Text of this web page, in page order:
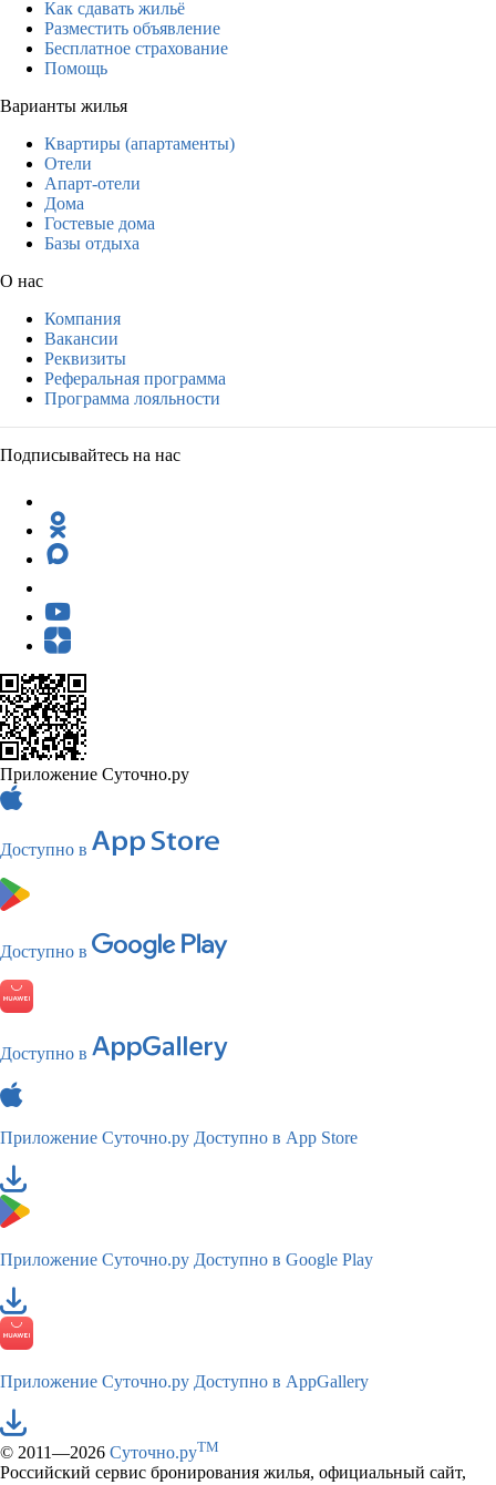
Как сдавать жильё
Разместить объявление
Бесплатное страхование
Помощь
Варианты жилья
Квартиры (апартаменты)
Отели
Апарт-отели
Дома
Гостевые дома
Базы отдыха
О нас
Компания
Вакансии
Реквизиты
Реферальная программа
Программа лояльности
Подписывайтесь на нас
Приложение Суточно.ру
Доступно в
Доступно в
Доступно в
Приложение Суточно.ру Доступно в App Store
Приложение Суточно.ру Доступно в Google Play
Приложение Суточно.ру Доступно в AppGallery
© 2011—2026 Суточно.руTM
Российский сервис бронирования жилья, официальный сайт,